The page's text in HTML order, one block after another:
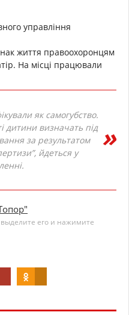
управління
життя правоохоронцям
На місці працювали
як самогубство.
дитини визначать під
за результатом
йдеться у
его и нажимите